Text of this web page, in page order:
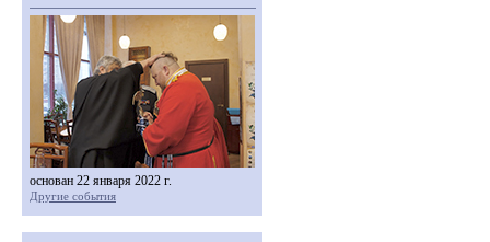
основан 22 января 2022 г.
Другие события